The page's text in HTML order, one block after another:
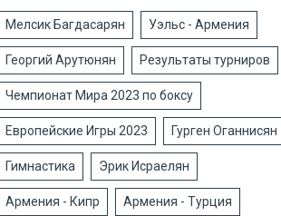
Мелсик Багдасарян Уэльс - Армения
Георгий Арутюнян Результаты турниров
Чемпионат Мира 2023 по боксу
Европейские Игры 2023 Гурген Оганнисян
Гимнастика Эрик Исраелян
Армения - Кипр Армения - Турция